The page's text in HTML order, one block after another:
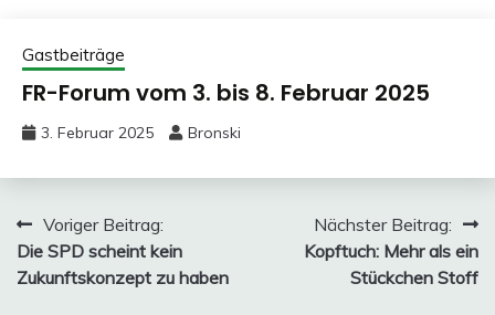
Gastbeiträge
FR-Forum vom 3. bis 8. Februar 2025
3. Februar 2025 Bronski
Beitragsnavigation
Voriger Beitrag:
Die SPD scheint kein
Zukunftskonzept zu haben
Nächster Beitrag:
Kopftuch: Mehr als ein
Stückchen Stoff